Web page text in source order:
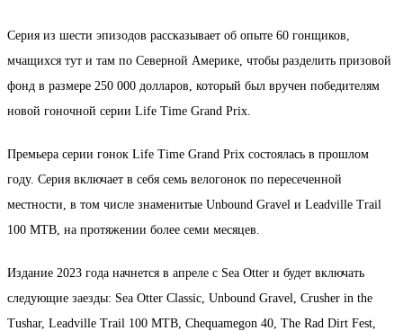
Серия из шести эпизодов рассказывает об опыте 60 гонщиков,
мчащихся тут и там по Северной Америке, чтобы разделить призовой
фонд в размере 250 000 долларов, который был вручен победителям
новой гоночной серии Life Time Grand Prix.
Премьера серии гонок Life Time Grand Prix состоялась в прошлом
году. Серия включает в себя семь велогонок по пересеченной
местности, в том числе знаменитые Unbound Gravel и Leadville Trail
100 MTB, на протяжении более семи месяцев.
Издание 2023 года начнется в апреле с Sea Otter и будет включать
следующие заезды: Sea Otter Classic, Unbound Gravel, Crusher in the
Tushar, Leadville Trail 100 MTB, Chequamegon 40, The Rad Dirt Fest,